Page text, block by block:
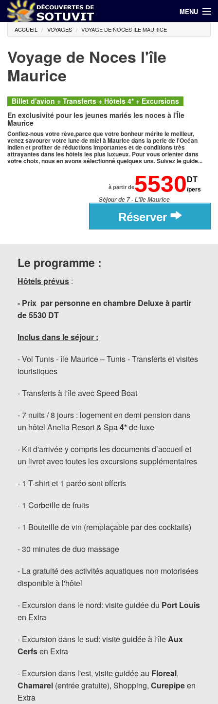
MENU
(00 216) 71 798 644 / 94 686 940
Accueil
Hôtels
Voyages
Croisières
Promotions
ACCUEIL VOYAGES VOYAGE DE NOCES ÎLE MAURICE
Voyage de Noces l'île
Maurice
Billet d'avion + Transferts + Hôtels 4* + Excursions
En exclusivité pour les jeunes mariés les noces à l'Île
Maurice
Confiez-nous votre rêve,parce que votre bonheur mérite le meilleur,
venez savourer votre lune de miel à Maurice dans la perle de l'Océan
Indien et profiter de réductions importantes et de conditions très
attrayantes dans les hôtels les plus luxueux. Pour vous orienter dans
votre choix, nous en avons sélectionné quelques uns. Suivez le guide...
à partir de5530 DT
/pers
Séjour de 7 - L'île Maurice
Réserver
Le programme :
Hôtels prévus :
- Prix par personne en chambre Deluxe à partir
de 5530 DT
Inclus dans le séjour :
- Vol Tunis - île Maurice – Tunis - Transferts et visites
touristiques
- Transferts à l'île avec Speed Boat
- 7 nuits / 8 jours : logement en demi pension dans
un hôtel Anelia Resort & Spa4*de luxe
- Kit d'arrivée y compris les documents d’accueil et
un livret avec toutes les excursions supplémentaires
- 1 T-shirt et 1 paréo sont offerts
- 1 Corbeille de fruits
- 1 Bouteille de vin (remplaçable par des cocktails)
- 30 minutes de duo massage
- La gratuité des activités aquatiques non motorisées
disponible à l'hôtel
- Excursion dans le nord: visite guidée du Port Louis
en Extra
- Excursion dans le sud: visite guidée à l'îleAux
Cerfsen Extra
- Excursion dans l'est, visite guidée au Floreal,
Chamarel (entrée gratuite), Shopping, Curepipeen
Extra